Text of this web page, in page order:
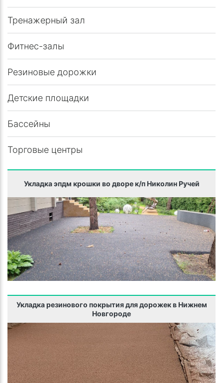
Тренажерный зал
Фитнес-залы
Резиновые дорожки
Детские площадки
Бассейны
Торговые центры
Укладка эпдм крошки во дворе к/п Николин Ручей
Укладка резинового покрытия для дорожек в Нижнем
Новгороде